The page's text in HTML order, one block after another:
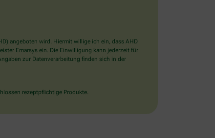
angeboten wird. Hiermit willige ich ein, dass AHD
Emarsys ein. Die Einwilligung kann jederzeit für
zur Datenverarbeitung finden sich in der
rezeptpflichtige Produkte.